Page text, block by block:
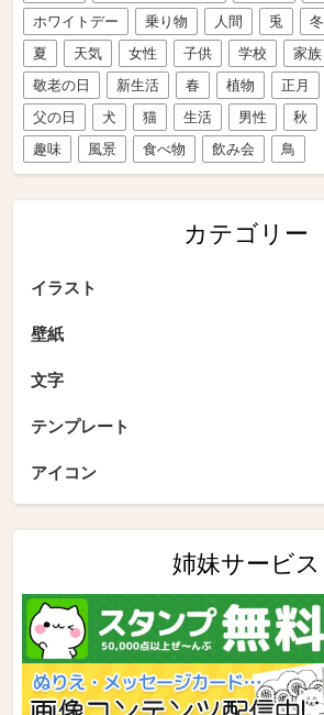
ホワイトデー
乗り物 人間 兎 冬
夏
天気 女性 子供 学校 家族
敬老の日
新生活 春 植物 正月
父の日
犬 猫 生活 男性 秋
趣味
風景 食べ物 飲み会 鳥
カテゴリー
イラスト
壁紙
文字
テンプレート
アイコン
姉妹サービス